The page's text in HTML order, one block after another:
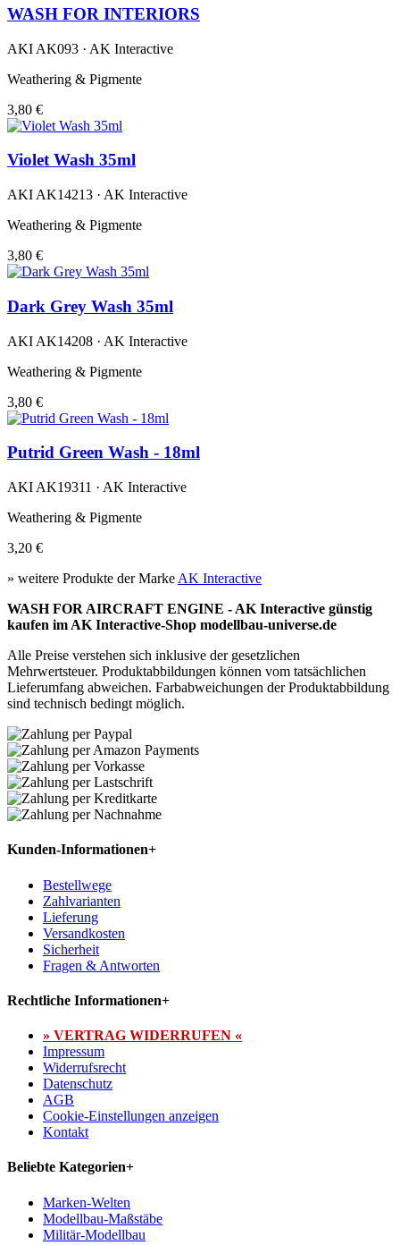
WASH FOR INTERIORS
AKI AK093 · AK Interactive
Weathering & Pigmente
3,80 €
Violet Wash 35ml
AKI AK14213 · AK Interactive
Weathering & Pigmente
3,80 €
Dark Grey Wash 35ml
AKI AK14208 · AK Interactive
Weathering & Pigmente
3,80 €
Putrid Green Wash - 18ml
AKI AK19311 · AK Interactive
Weathering & Pigmente
3,20 €
» weitere Produkte der Marke AK Interactive
WASH FOR AIRCRAFT ENGINE - AK Interactive günstig
kaufen im AK Interactive-Shop modellbau-universe.de
Alle Preise verstehen sich inklusive der gesetzlichen
Mehrwertsteuer. Produktabbildungen können vom tatsächlichen
Lieferumfang abweichen. Farbabweichungen der Produktabbildung
sind technisch bedingt möglich.
Kunden-Informationen+
Bestellwege
Zahlvarianten
Lieferung
Versandkosten
Sicherheit
Fragen & Antworten
Rechtliche Informationen+
» VERTRAG WIDERRUFEN «
Impressum
Widerrufsrecht
Datenschutz
AGB
Cookie-Einstellungen anzeigen
Kontakt
Beliebte Kategorien+
Marken-Welten
Modellbau-Maßstäbe
Militär-Modellbau